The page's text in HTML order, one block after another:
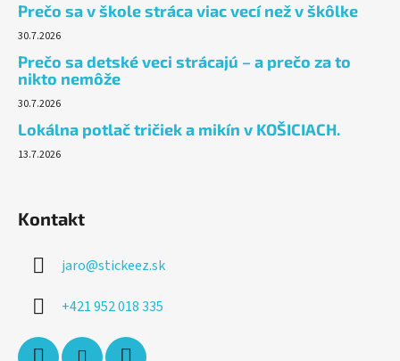
Prečo sa v škole stráca viac vecí než v škôlke
30.7.2026
Prečo sa detské veci strácajú – a prečo za to
nikto nemôže
30.7.2026
Lokálna potlač tričiek a mikín v KOŠICIACH.
13.7.2026
Kontakt
jaro@stickeez.sk
+421 952 018 335